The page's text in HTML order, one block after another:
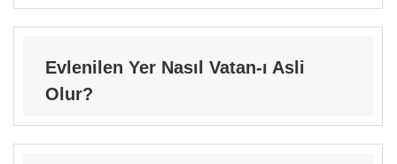
Evlenilen Yer Nasıl Vatan-ı Asli
Olur?